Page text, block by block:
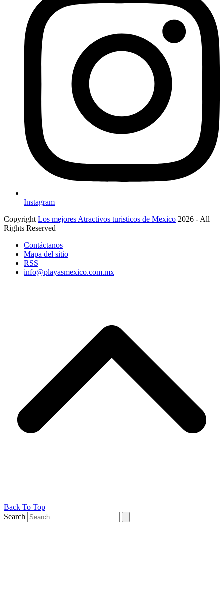
Instagram
Copyright Los mejores Atractivos turisticos de Mexico 2026 - All
Rights Reserved
Contáctanos
Mapa del sitio
RSS
info@playasmexico.com.mx
Back To Top
Search